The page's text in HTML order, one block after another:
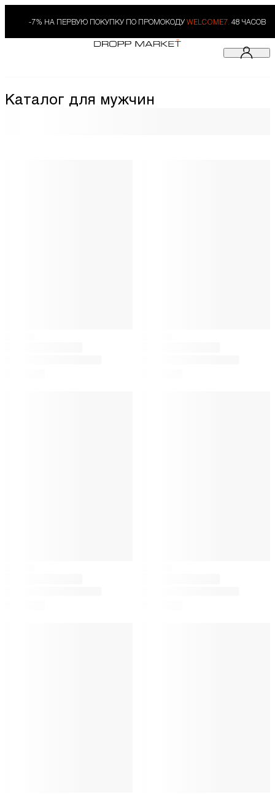
-7% НА ПЕРВУЮ ПОКУПКУ ПО ПРОМОКОДУ WELCOME7. 48 ЧАСОВ
Каталог для мужчин